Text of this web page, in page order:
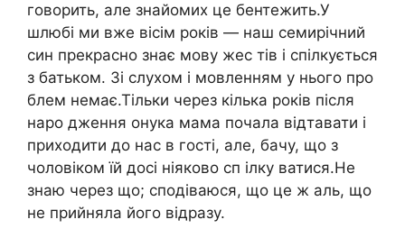
говорить, але знайомих це бентежить.У
шлюбі ми вже вісім років — наш семирічний
син прекрасно знає мову жес тів і спілкується
з батьком. Зі слухом і мовленням у нього про
блем немає.Тільки через кілька років після
наро дження онука мама почала відтавати і
приходити до нас в гості, але, бачу, що з
чоловіком їй досі ніяково сп ілку ватися.Не
знаю через що; сподіваюся, що це ж аль, що
не прийняла його відразу.